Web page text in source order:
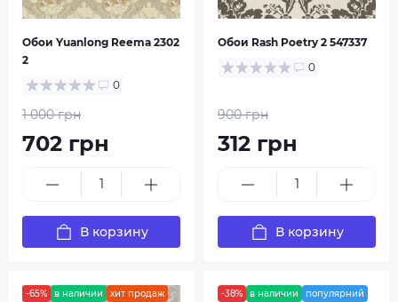
Обои Yuanlong Reema 2302
2
0
1 000 грн
702 грн
В корзину
Обои Rash Poetry 2 547337
0
900 грн
312 грн
В корзину
-65% в наличии
хит продаж
-38% в наличии популярний